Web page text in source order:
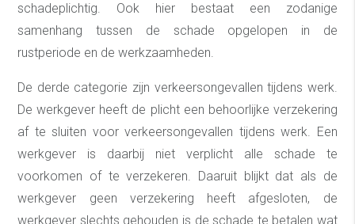
schadeplichtig. Ook hier bestaat een zodanige
samenhang tussen de schade opgelopen in de
rustperiode en de werkzaamheden.
De derde categorie zijn verkeersongevallen tijdens werk.
De werkgever heeft de plicht een behoorlijke verzekering
af te sluiten voor verkeersongevallen tijdens werk. Een
werkgever is daarbij niet verplicht alle schade te
voorkomen of te verzekeren. Daaruit blijkt dat als de
werkgever geen verzekering heeft afgesloten, de
werkgever slechts gehouden is de schade te betalen wat